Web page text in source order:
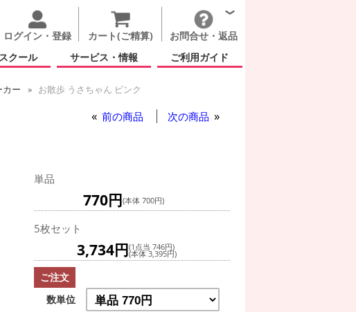
ログイン・登録 カート(ご精算)
お問合せ・返品
クール サービス・情報 ご利用ガイド
カー お散歩 うさちゃん ピンク
前の商品 次の商品
単品
770円(本体 700円)
5枚セット
3,734円(1点当 746円)
(本体 3,395円)
ご注文
数単位